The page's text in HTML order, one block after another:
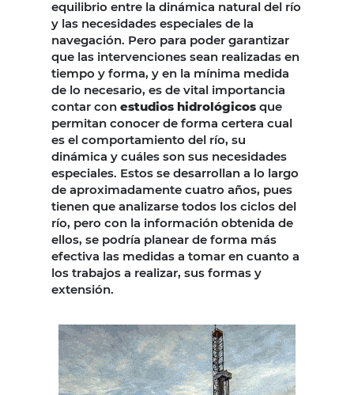
equilibrio entre la dinámica natural del río
y las necesidades especiales de la
navegación. Pero para poder garantizar
que las intervenciones sean realizadas en
tiempo y forma, y en la mínima medida
de lo necesario, es de vital importancia
contar con estudios hidrológicos que
permitan conocer de forma certera cual
es el comportamiento del río, su
dinámica y cuáles son sus necesidades
especiales. Estos se desarrollan a lo largo
de aproximadamente cuatro años, pues
tienen que analizarse todos los ciclos del
río, pero con la información obtenida de
ellos, se podría planear de forma más
efectiva las medidas a tomar en cuanto a
los trabajos a realizar, sus formas y
extensión.